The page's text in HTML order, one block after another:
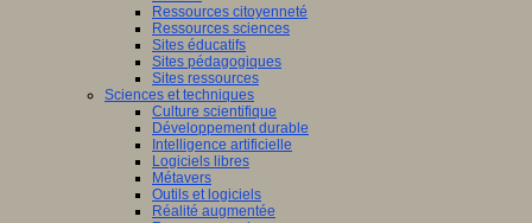
Ressources citoyenneté
Ressources sciences
Sites éducatifs
Sites pédagogiques
Sites ressources
Sciences et techniques
Culture scientifique
Développement durable
Intelligence artificielle
Logiciels libres
Métavers
Outils et logiciels
Réalité augmentée